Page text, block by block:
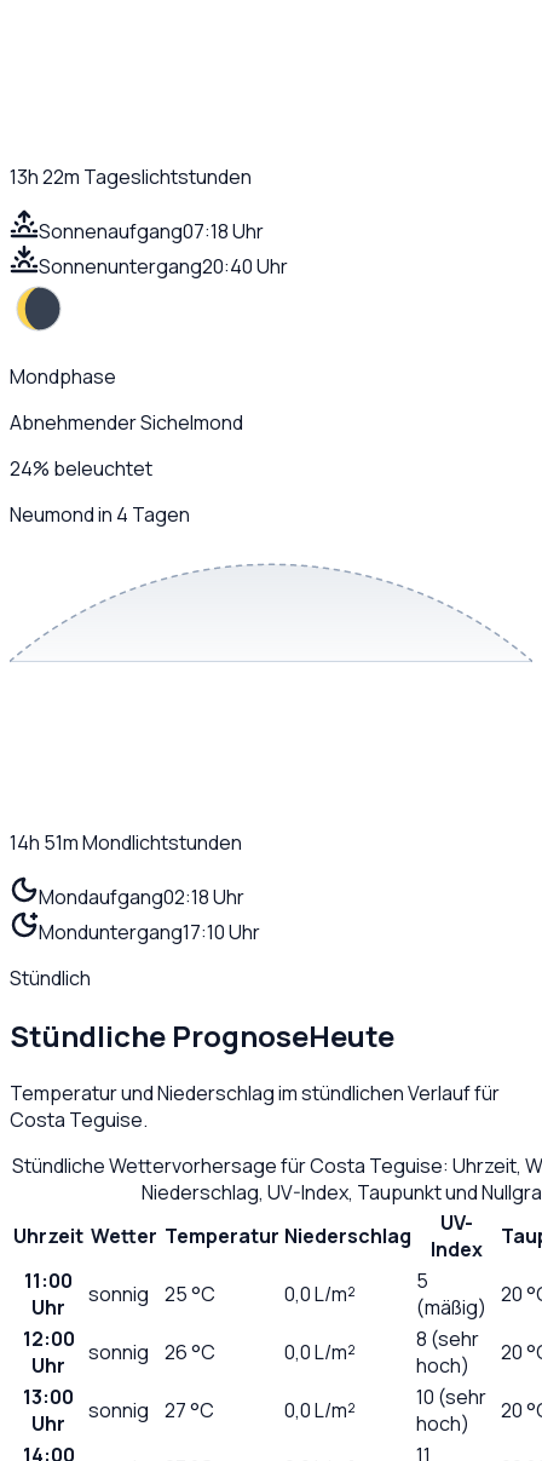
13h 22m Tageslichtstunden
Sonnenaufgang07:18 Uhr
Sonnenuntergang20:40 Uhr
Mondphase
Abnehmender Sichelmond
24% beleuchtet
Neumond in 4 Tagen
14h 51mMondlichtstunden
Mondaufgang02:18 Uhr
Monduntergang17:10 Uhr
Stündlich
Stündliche PrognoseHeute
Temperatur und Niederschlag im stündlichen Verlauf für
Costa Teguise.
Stündliche Wettervorhersage fürCosta Teguise: Uhrzeit,
Niederschlag, UV-Index, Taupunkt und
Uhrzeit Wetter Temperatur Niederschlag
UV-
Index
11:00
Uhr
sonnig 25°C 0,0L/m²
5
(mäßig)
20
12:00
Uhr
sonnig 26°C 0,0L/m²
8 (sehr
hoch)
20
13:00
Uhr
sonnig 27°C 0,0L/m²
10 (sehr
hoch)
20
14:00
11